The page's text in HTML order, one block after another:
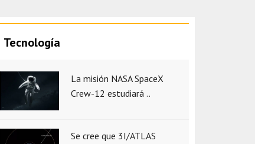
Tecnología
La misión NASA SpaceX
Crew-12 estudiará ..
Se cree que 3I/ATLAS